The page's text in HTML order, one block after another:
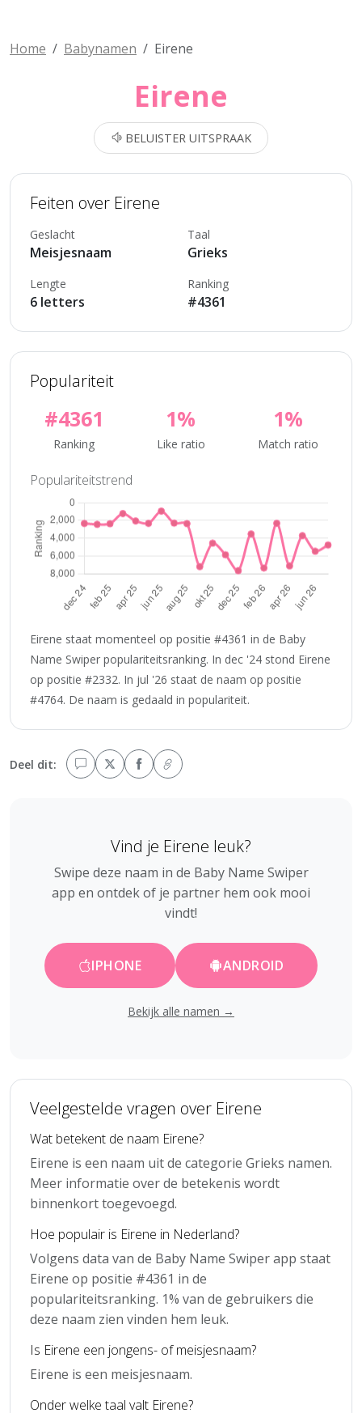
Home Babynamen Eirene
Eirene
BELUISTER UITSPRAAK
Feiten over Eirene
Geslacht
Meisjesnaam
Taal
Grieks
Lengte
6 letters
Ranking
#4361
Populariteit
#4361
Ranking
1%
Like ratio
1%
Match ratio
Populariteitstrend
Eirene staat momenteel op positie #4361 in de Baby
Name Swiper populariteitsranking. In dec '24 stond Eirene
op positie #2332. In jul '26 staat de naam op positie
#4764. De naam is gedaald in populariteit.
Deel dit:
Vind je Eirene leuk?
Swipe deze naam in de Baby Name Swiper
app en ontdek of je partner hem ook mooi
vindt!
IPHONE ANDROID
Bekijk alle namen →
Veelgestelde vragen over Eirene
Wat betekent de naam Eirene?
Eirene is een naam uit de categorie Grieks namen.
Meer informatie over de betekenis wordt
binnenkort toegevoegd.
Hoe populair is Eirene in Nederland?
Volgens data van de Baby Name Swiper app staat
Eirene op positie #4361 in de
populariteitsranking. 1% van de gebruikers die
deze naam zien vinden hem leuk.
Is Eirene een jongens- of meisjesnaam?
Eirene is een meisjesnaam.
Onder welke taal valt Eirene?